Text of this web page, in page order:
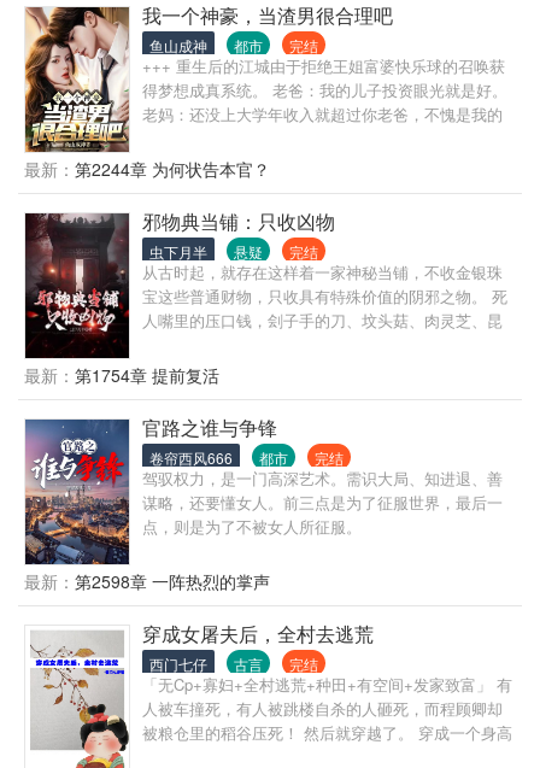
我一个神豪，当渣男很合理吧
鱼山成神 都市 完结
+++ 重生后的江城由于拒绝王姐富婆快乐球的召唤获
得梦想成真系统。 老爸：我的儿子投资眼光就是好。
老妈：还没上大学年收入就超过你老爸，不愧是我的
的随心所欲。 顶级豪车全款买！未来流量女星他随手
就签约！ 他是人见人爱的校园男神！ 他是富可敌国的
商业大亨！ 他是威震四方的冷面大佬！
最新： 第2244章 为何状告本官？
邪物典当铺：只收凶物
虫下月半 悬疑 完结
从古时起，就存在这样着一家神秘当铺，不收金银珠
宝这些普通财物，只收具有特殊价值的阴邪之物。 死
人嘴里的压口钱，刽子手的刀、坟头菇、肉灵芝、昆
卖，便能变邪为宝：升官发财、消灾解难、甚至逆天
改命！ 某些深夜，这家当铺还有许多古怪的客人光
顾。 事物没有好坏之分，永不满足的只有人心......
最新： 第1754章 提前复活
官路之谁与争锋
卷帘西风666 都市 完结
驾驭权力，是一门高深艺术。需识大局、知进退、善
谋略，还要懂女人。前三点是为了征服世界，最后一
点，则是为了不被女人所征服。
最新： 第2598章 一阵热烈的掌声
穿成女屠夫后，全村去逃荒
西门七仔 古言 完结
「无Cp+寡妇+全村逃荒+种田+有空间+发家致富」 有
人被车撞死，有人被跳楼自杀的人砸死，而程顾卿却
被粮仓里的稻谷压死！ 然后就穿越了。 穿成一个身高